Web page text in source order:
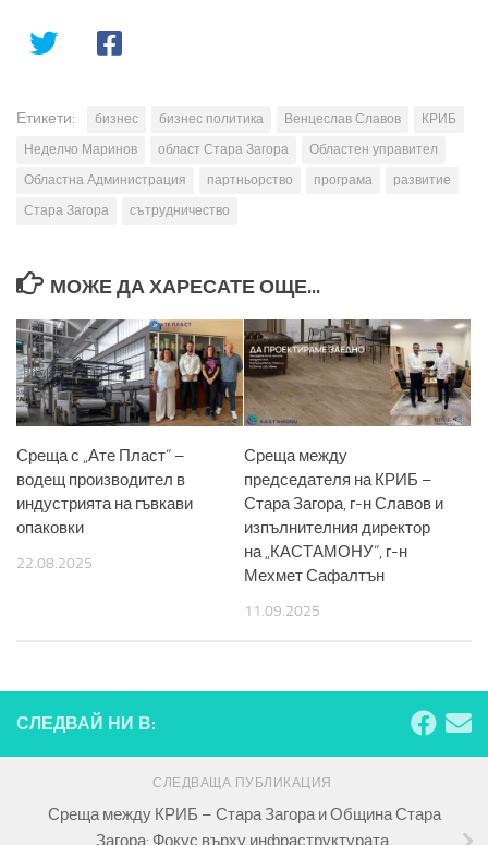
Етикети: бизнес бизнес политика Венцеслав Славов
КРИБ
Неделчо Маринов
област Стара Загора
Областен управител
Областна Администрация
партньорство програма
развитие
Стара Загора
сътрудничество
МОЖЕ ДА ХАРЕСАТЕ ОЩЕ...
Среща с „Ате Пласт“ –
водещ производител в
индустрията на гъвкави
опаковки
22.08.2025
Среща между
председателя на КРИБ –
Стара Загора, г-н Славов и
изпълнителния директор
на „КАСТАМОНУ“, г-н
Мехмет Сафалтън
11.09.2025
СЛЕДВАЙ НИ В:
СЛЕДВАЩА ПУБЛИКАЦИЯ
Среща между КРИБ – Стара Загора и Община Стара